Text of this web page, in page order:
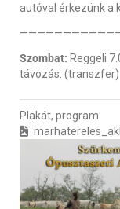
autóval érkezünk a
Szombat: Reggeli
távozás. (transzfer)
Plakát, program: